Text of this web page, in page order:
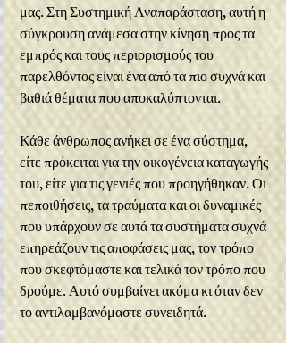
μας. Στη Συστημική Αναπαράσταση, αυτή η
σύγκρουση ανάμεσα στην κίνηση προς τα
εμπρός και τους περιορισμούς του
παρελθόντος είναι ένα από τα πιο συχνά και
βαθιά θέματα που αποκαλύπτονται.
Κάθε άνθρωπος ανήκει σε ένα σύστημα,
είτε πρόκειται για την οικογένεια καταγωγής
του, είτε για τις γενιές που προηγήθηκαν. Οι
πεποιθήσεις, τα τραύματα και οι δυναμικές
που υπάρχουν σε αυτά τα συστήματα συχνά
επηρεάζουν τις αποφάσεις μας, τον τρόπο
που σκεφτόμαστε και τελικά τον τρόπο που
δρούμε. Αυτό συμβαίνει ακόμα κι όταν δεν
το αντιλαμβανόμαστε συνειδητά.